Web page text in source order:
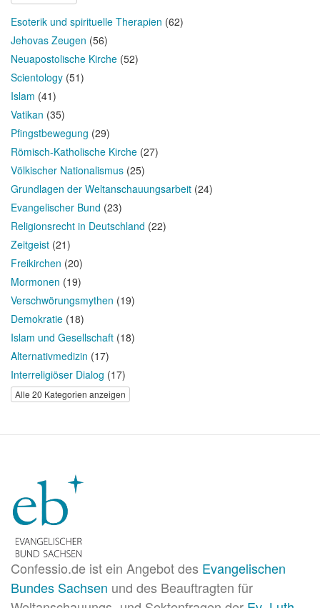
Esoterik und spirituelle Therapien (62)
Jehovas Zeugen (56)
Neuapostolische Kirche (52)
Scientology (51)
Islam (41)
Vatikan (35)
Pfingstbewegung (29)
Römisch-Katholische Kirche (27)
Völkischer Nationalismus (25)
Grundlagen der Weltanschauungsarbeit (24)
Evangelischer Bund (23)
Religionsrecht in Deutschland (22)
Zeitgeist (21)
Freikirchen (20)
Mormonen (19)
Verschwörungsmythen (19)
Demokratie (18)
Islam und Gesellschaft (18)
Alternativmedizin (17)
Interreligiöser Dialog (17)
Alle 20 Kategorien anzeigen
Confessio.de ist ein Angebot des Evangelischen
Bundes Sachsen und des Beauftragten für